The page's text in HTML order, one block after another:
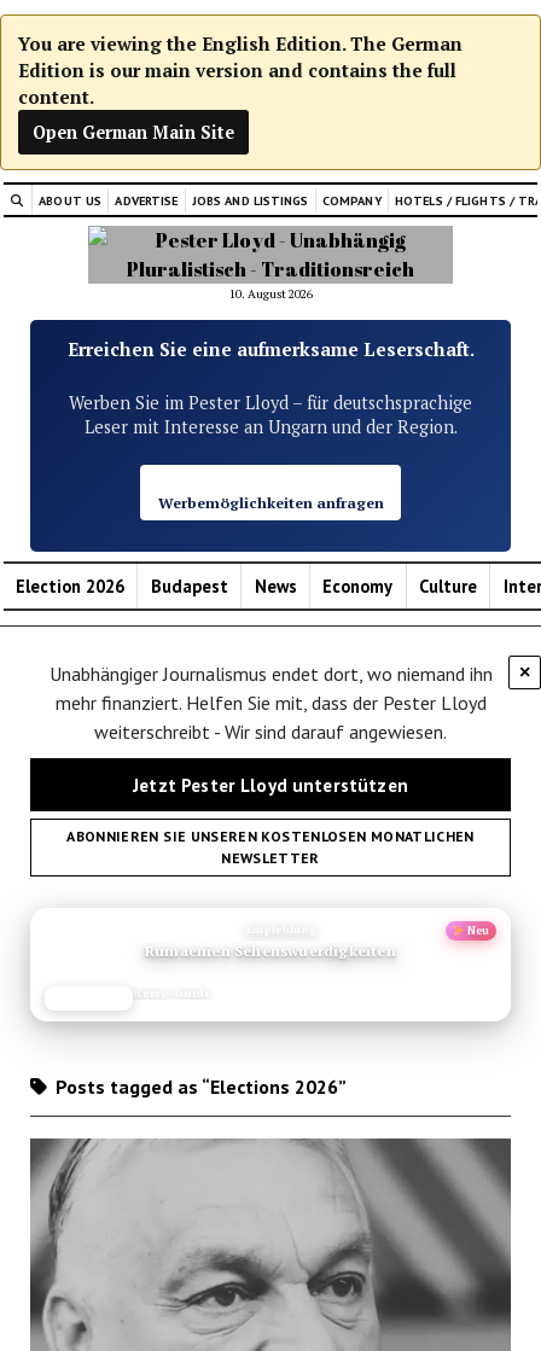
You are viewing the English Edition. The German
Edition is our main version and contains the full
content.
Open German Main Site
ABOUT US ADVERTISE JOBS AND LISTINGS COMPANY HOTELS / FLIGHTS /
10. August 2026
Erreichen Sie eine aufmerksame Leserschaft.
Werben Sie im Pester Lloyd – für deutschsprachige
Leser mit Interesse an Ungarn und der Region.
Werbemöglichkeiten anfragen
Election 2026 Budapest News Economy Culture
×
Unabhängiger Journalismus endet dort, wo niemand ihn
mehr finanziert. Helfen Sie mit, dass der Pester Lloyd
weiterschreibt - Wir sind darauf angewiesen.
Jetzt Pester Lloyd unterstützen
ABONNIEREN SIE UNSEREN KOSTENLOSEN MONATLICHEN
NEWSLETTER
Neu
Wanderstoecke Test
Posts tagged as “Elections 2026”